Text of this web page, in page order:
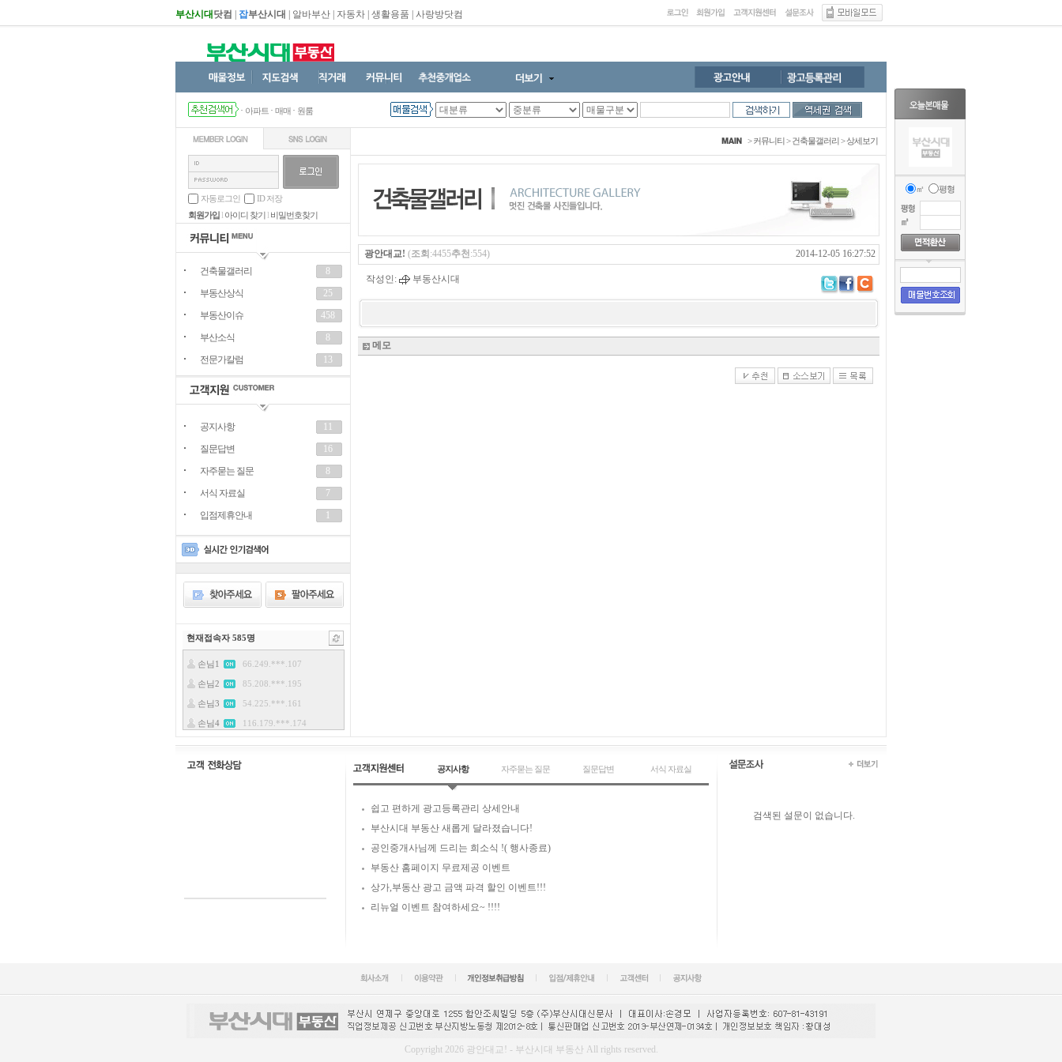
부산시대 닷컴 잡부산시대 알바부산 자동차 생활용품 사랑방닷컴
㎡ 평형
· 아파트 · 매매 · 원룸
자동로그인
ID 저장
회원가입 l 아이디 찾기 l 비밀번호찾기
건축물갤러리
8
부동산상식
25
부동산이슈
458
부산소식
8
전문가칼럼
13
공지사항
질문답변
16
자주묻는 질문
8
서식 자료실
7
입점제휴안내
현재접속자 585명
>커뮤니티>건축물갤러리> 상세보기
광안대교! (조회 :4455추천:554) 2014-12-05 16:27:52
작성인: 부동산시대
메모
공지사항 자주묻는 질문 질문답변 서식 자료실
쉽고 편하게 광고등록관리 상세안내
부산시대 부동산 새롭게 달라졌습니다!
공인중개사님께 드리는 희소식 !( 행사종료)
부동산 홈페이지 무료제공 이벤트
상가,부동산 광고 금액 파격 할인 이벤트!!!
리뉴얼 이벤트 참여하세요~ !!!!
검색된 설문이 없습니다.
Copyright 2026 광안대교! - 부산시대 부동산 All rights reserved.